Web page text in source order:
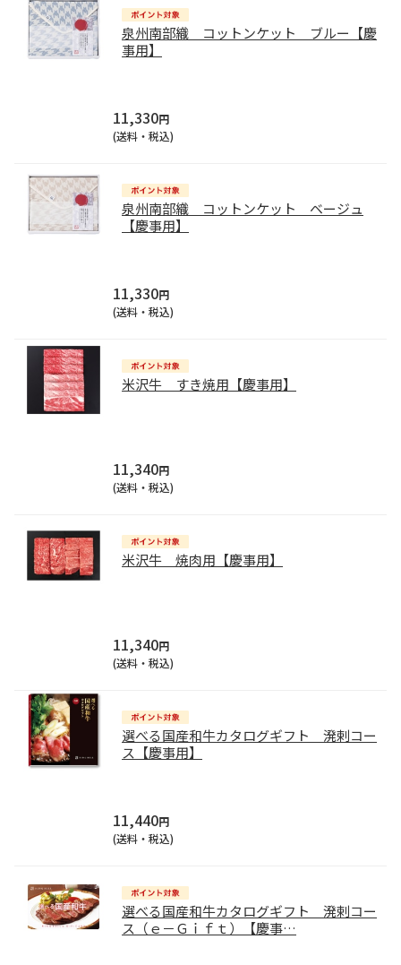
泉州南部織 コットンケット ブルー【慶
事用】
11,330円
(送料・税込)
泉州南部織 コットンケット ベージュ
【慶事用】
11,330円
(送料・税込)
米沢牛 すき焼用【慶事用】
11,340円
(送料・税込)
米沢牛 焼肉用【慶事用】
11,340円
(送料・税込)
選べる国産和牛カタログギフト 溌剌コー
ス【慶事用】
11,440円
(送料・税込)
選べる国産和牛カタログギフト 溌剌コー
ス（ｅ－Ｇｉｆｔ）【慶事…